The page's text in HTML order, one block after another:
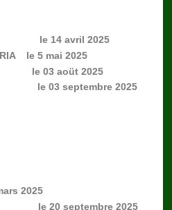
14 avril 2025
le 5 mai 2025
le 03 aoüt 2025
03 septembre 2025
2025
le 20 septembre 2025